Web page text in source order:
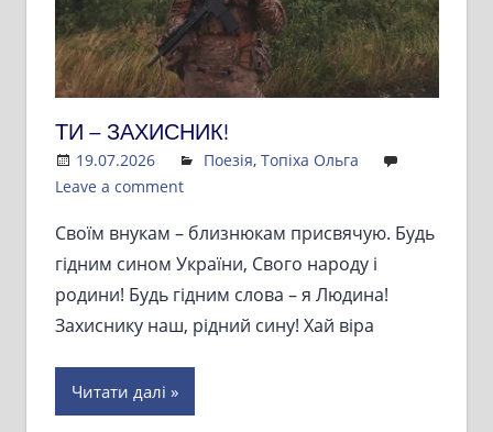
ТИ – ЗАХИСНИК!
19.07.2026 Admin
Поезія, Топіха Ольга
Leave a comment
Своїм внукам – близнюкам присвячую. Будь
гідним сином України, Свого народу і
родини! Будь гідним слова – я Людина!
Захиснику наш, рідний сину! Хай віра
Читати далі